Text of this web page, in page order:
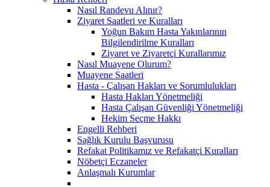
Nasıl Randevu Alınır?
Ziyaret Saatleri ve Kuralları
Yoğun Bakım Hasta Yakınlarının
Bilgilendirilme Kuralları
Ziyaret ve Ziyaretçi Kurallarımız
Nasıl Muayene Olurum?
Muayene Saatleri
Hasta - Çalışan Hakları ve Sorumlulukları
Hasta Hakları Yönetmeliği
Hasta Çalışan Güvenliği Yönetmeliği
Hekim Seçme Hakkı
Engelli Rehberi
Sağlık Kurulu Başvurusu
Refakat Politikamız ve Refakatçi Kuralları
Nöbetçi Eczaneler
Anlaşmalı Kurumlar